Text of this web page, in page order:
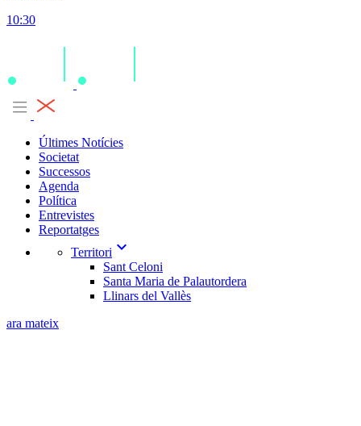
10:30
Últimes Notícies
Societat
Successos
Agenda
Política
Entrevistes
Reportatges
Territori expand_more
Sant Celoni
Santa Maria de Palautordera
Llinars del Vallès
ara mateix